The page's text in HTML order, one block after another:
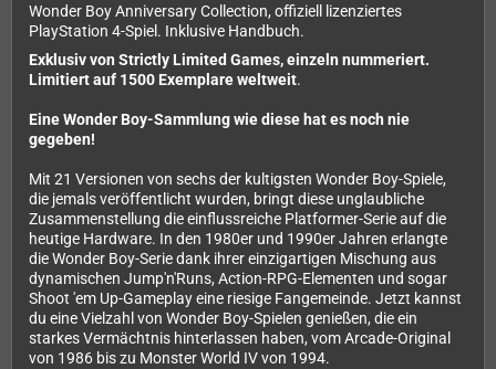
Wonder Boy Anniversary Collection, offiziell lizenziertes
PlayStation 4-Spiel. Inklusive Handbuch.
Exklusiv von Strictly Limited Games, einzeln nummeriert.
Limitiert auf 1500 Exemplare weltweit.
Eine Wonder Boy-Sammlung wie diese hat es noch nie
gegeben!
Mit 21 Versionen von sechs der kultigsten Wonder Boy-Spiele,
die jemals veröffentlicht wurden, bringt diese unglaubliche
Zusammenstellung die einflussreiche Platformer-Serie auf die
heutige Hardware. In den 1980er und 1990er Jahren erlangte
die Wonder Boy-Serie dank ihrer einzigartigen Mischung aus
dynamischen Jump'n'Runs, Action-RPG-Elementen und sogar
Shoot 'em Up-Gameplay eine riesige Fangemeinde. Jetzt kannst
du eine Vielzahl von Wonder Boy-Spielen genießen, die ein
starkes Vermächtnis hinterlassen haben, vom Arcade-Original
von 1986 bis zu Monster World IV von 1994.